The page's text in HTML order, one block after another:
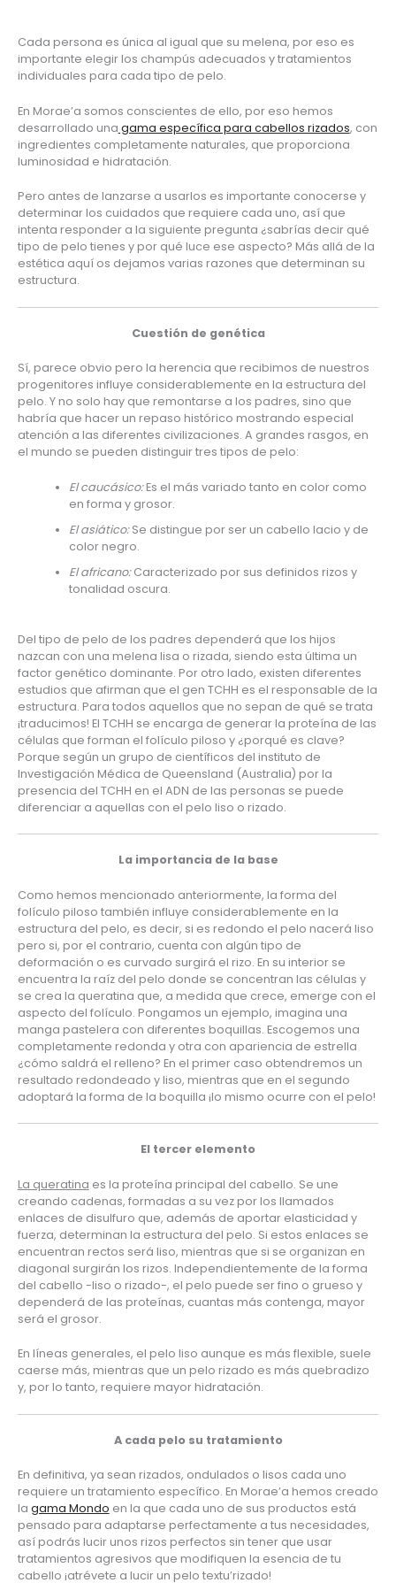
Cada persona es única al igual que su melena, por eso es
importante elegir los champús adecuados y tratamientos
individuales para cada tipo de pelo.
En Morae’a somos conscientes de ello, por eso hemos
desarrollado una gama específica para cabellos rizados, con
ingredientes completamente naturales, que proporciona
luminosidad e hidratación.
Pero antes de lanzarse a usarlos es importante conocerse y
determinar los cuidados que requiere cada uno, así que
intenta responder a la siguiente pregunta ¿sabrías decir qué
tipo de pelo tienes y por qué luce ese aspecto? Más allá de la
estética aquí os dejamos varias razones que determinan su
estructura.
Cuestión de genética
Sí, parece obvio pero la herencia que recibimos de nuestros
progenitores influye considerablemente en la estructura del
pelo. Y no solo hay que remontarse a los padres, sino que
habría que hacer un repaso histórico mostrando especial
atención a las diferentes civilizaciones. A grandes rasgos, en
el mundo se pueden distinguir tres tipos de pelo:
El caucásico: Es el más variado tanto en color como
en forma y grosor.
El asiático: Se distingue por ser un cabello lacio y de
color negro.
El africano: Caracterizado por sus definidos rizos y
tonalidad oscura.
Del tipo de pelo de los padres dependerá que los hijos
nazcan con una melena lisa o rizada, siendo esta última un
factor genético dominante. Por otro lado, existen diferentes
estudios que afirman que el gen TCHH es el responsable de la
estructura. Para todos aquellos que no sepan de qué se trata
¡traducimos! El TCHH se encarga de generar la proteína de las
células que forman el folículo piloso y ¿porqué es clave?
Porque según un grupo de científicos del instituto de
Investigación Médica de Queensland (Australia) por la
presencia del TCHH en el ADN de las personas se puede
diferenciar a aquellas con el pelo liso o rizado.
La importancia de la base
Como hemos mencionado anteriormente, la forma del
folículo piloso también influye considerablemente en la
estructura del pelo, es decir, si es redondo el pelo nacerá liso
pero si, por el contrario, cuenta con algún tipo de
deformación o es curvado surgirá el rizo. En su interior se
encuentra la raíz del pelo donde se concentran las células y
se crea la queratina que, a medida que crece, emerge con el
aspecto del folículo. Pongamos un ejemplo, imagina una
manga pastelera con diferentes boquillas. Escogemos una
completamente redonda y otra con apariencia de estrella
¿cómo saldrá el relleno? En el primer caso obtendremos un
resultado redondeado y liso, mientras que en el segundo
adoptará la forma de la boquilla ¡lo mismo ocurre con el pelo!
El tercer elemento
La queratina es la proteína principal del cabello. Se une
creando cadenas, formadas a su vez por los llamados
enlaces de disulfuro que, además de aportar elasticidad y
fuerza, determinan la estructura del pelo. Si estos enlaces se
encuentran rectos será liso, mientras que si se organizan en
diagonal surgirán los rizos. Independientemente de la forma
del cabello -liso o rizado-, el pelo puede ser fino o grueso y
dependerá de las proteínas, cuantas más contenga, mayor
será el grosor.
En líneas generales, el pelo liso aunque es más flexible, suele
caerse más, mientras que un pelo rizado es más quebradizo
y, por lo tanto, requiere mayor hidratación.
A cada pelo su tratamiento
En definitiva, ya sean rizados, ondulados o lisos cada uno
requiere un tratamiento específico. En Morae’a hemos creado
la gama Mondo en la que cada uno de sus productos está
pensado para adaptarse perfectamente a tus necesidades,
así podrás lucir unos rizos perfectos sin tener que usar
tratamientos agresivos que modifiquen la esencia de tu
cabello ¡atrévete a lucir un pelo textu’rizado!